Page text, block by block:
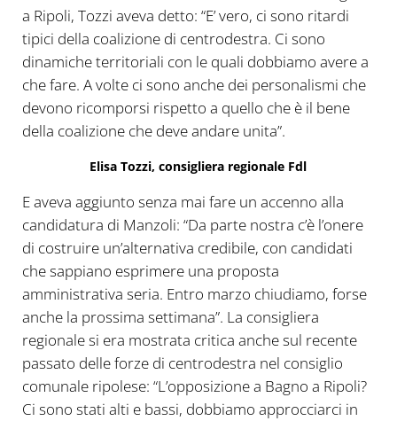
a Ripoli, Tozzi aveva detto: “E’ vero, ci sono ritardi
tipici della coalizione di centrodestra. Ci sono
dinamiche territoriali con le quali dobbiamo avere a
che fare. A volte ci sono anche dei personalismi che
devono ricomporsi rispetto a quello che è il bene
della coalizione che deve andare unita”.
Elisa Tozzi, consigliera regionale Fdl
E aveva aggiunto senza mai fare un accenno alla
candidatura di Manzoli: “Da parte nostra c’è l’onere
di costruire un’alternativa credibile, con candidati
che sappiano esprimere una proposta
amministrativa seria. Entro marzo chiudiamo, forse
anche la prossima settimana”. La consigliera
regionale si era mostrata critica anche sul recente
passato delle forze di centrodestra nel consiglio
comunale ripolese: “L’opposizione a Bagno a Ripoli?
Ci sono stati alti e bassi, dobbiamo approcciarci in